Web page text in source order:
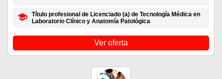
Título profesional de Licenciado (a) de Tecnología Médica en
Laboratorio Clínico y Anatomía Patológica
Ver oferta